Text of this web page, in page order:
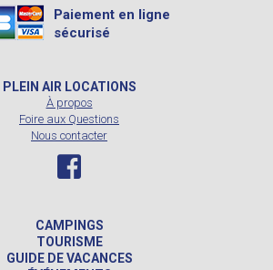
Paiement en ligne
sécurisé
PLEIN AIR LOCATIONS
À propos
Foire aux Questions
Nous contacter
CAMPINGS
TOURISME
GUIDE DE VACANCES